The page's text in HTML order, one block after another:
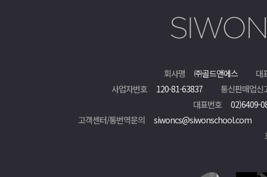
회사명 ㈜골드앤에스
대
사업자번호
120-81-63837
통신판매업신
대표번호
02)6409-
고객센터/통번역문의
siwoncs@siwonschool.com